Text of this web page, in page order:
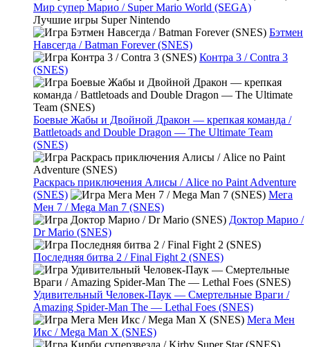
Мир супер Марио / Super Mario World (SEGA)
Лучшие игры Super Nintendo
Бэтмен
Навсегда / Batman Forever (SNES)
Контра 3 / Contra 3
(SNES)
Боевые Жабы и Двойной Дракон — крепкая команда /
Battletoads and Double Dragon — The Ultimate Team
(SNES)
Раскрась приключения Алисы / Alice no Paint Adventure
(SNES)
Мега
Мен 7 / Mega Man 7 (SNES)
Доктор Марио /
Dr Mario (SNES)
Последняя битва 2 / Final Fight 2 (SNES)
Удивительный Человек-Паук — Смертельные Враги /
Amazing Spider-Man The — Lethal Foes (SNES)
Мега Мен
Икс / Mega Man X (SNES)